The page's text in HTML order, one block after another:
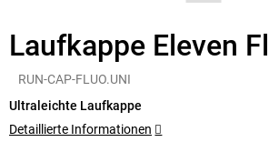
Laufkappe Eleven
RUN-CAP-FLUO.UNI
Ultraleichte Laufkappe
Detaillierte Informationen